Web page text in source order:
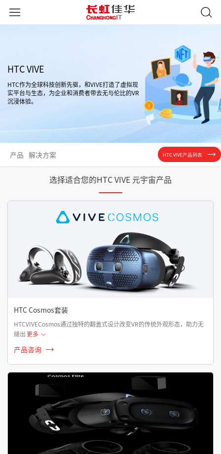
HTC VIVE
HTC作为全球科技创新先驱，和VIVE打造了虚拟现
实平台与生态，为企业和消费者带去无与伦比的VR
沉浸体验。
产品 解决方案 HTC VIVE产品列表
选择适合您的HTC VIVE 元宇宙产品
HTC Cosmos套装
HTCVIVECosmos通过独特的翻盖式设计改变VR的传统外观形态，助力无
缝出更多
产品咨询